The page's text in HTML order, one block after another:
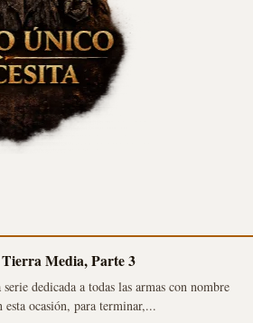
Media, Parte 3
dedicada a todas las armas con nombre
ocasión, para terminar,...